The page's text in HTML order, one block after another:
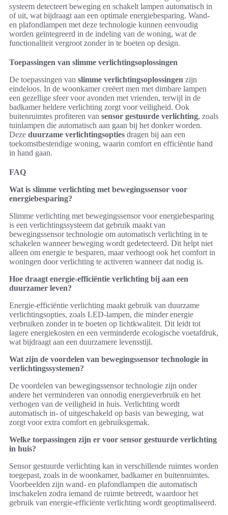
systeem detecteert beweging en schakelt lampen automatisch in
of uit, wat bijdraagt aan een optimale energiebesparing. Wand-
en plafondlampen met deze technologie kunnen eenvoudig
worden geïntegreerd in de indeling van de woning, wat de
functionaliteit vergroot zonder in te boeten op design.
Toepassingen van slimme verlichtingsoplossingen
De toepassingen van slimme verlichtingsoplossingen zijn
eindeloos. In de woonkamer creëert men met dimbare lampen
een gezellige sfeer voor avonden met vrienden, terwijl in de
badkamer heldere verlichting zorgt voor veiligheid. Ook
buitenruimtes profiteren van sensor gestuurde verlichting, zoals
tuinlampen die automatisch aan gaan bij het donker worden.
Deze duurzame verlichtingsopties dragen bij aan een
toekomstbestendige woning, waarin comfort en efficiëntie hand
in hand gaan.
FAQ
Wat is slimme verlichting met bewegingssensor voor
energiebesparing?
Slimme verlichting met bewegingssensor voor energiebesparing
is een verlichtingssysteem dat gebruik maakt van
bewegingssensor technologie om automatisch verlichting in te
schakelen wanneer beweging wordt gedetecteerd. Dit helpt niet
alleen om energie te besparen, maar verhoogt ook het comfort in
woningen door verlichting te activeren wanneer dat nodig is.
Hoe draagt energie-efficiëntie verlichting bij aan een
duurzamer leven?
Energie-efficiëntie verlichting maakt gebruik van duurzame
verlichtingsopties, zoals LED-lampen, die minder energie
verbruiken zonder in te boeten op lichtkwaliteit. Dit leidt tot
lagere energiekosten en een verminderde ecologische voetafdruk,
wat bijdraagt aan een duurzamere levensstijl.
Wat zijn de voordelen van bewegingssensor technologie in
verlichtingssystemen?
De voordelen van bewegingssensor technologie zijn onder
andere het verminderen van onnodig energieverbruik en het
verhogen van de veiligheid in huis. Verlichting wordt
automatisch in- of uitgeschakeld op basis van beweging, wat
zorgt voor extra comfort en gebruiksgemak.
Welke toepassingen zijn er voor sensor gestuurde verlichting
in huis?
Sensor gestuurde verlichting kan in verschillende ruimtes worden
toegepast, zoals in de woonkamer, badkamer en buitenruimtes.
Voorbeelden zijn wand- en plafondlampen die automatisch
inschakelen zodra iemand de ruimte betreedt, waardoor het
gebruik van energie-efficiënte verlichting wordt geoptimaliseerd.